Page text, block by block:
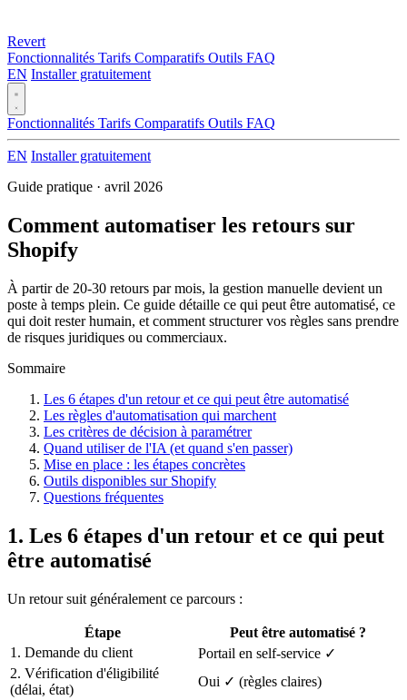
Revert
Fonctionnalités Tarifs Comparatifs Outils FAQ
EN Installer gratuitement
Fonctionnalités Tarifs Comparatifs Outils FAQ
EN Installer gratuitement
Guide pratique · avril 2026
Comment automatiser les retours sur
Shopify
À partir de 20-30 retours par mois, la gestion manuelle devient un
poste à temps plein. Ce guide détaille ce qui peut être automatisé, ce
qui doit rester humain, et comment structurer vos règles sans prendre
de risques juridiques ou commerciaux.
Sommaire
Les 6 étapes d'un retour et ce qui peut être automatisé
Les règles d'automatisation qui marchent
Les critères de décision à paramétrer
Quand utiliser de l'IA (et quand s'en passer)
Mise en place : les étapes concrètes
Outils disponibles sur Shopify
Questions fréquentes
1. Les 6 étapes d'un retour et ce qui peut
être automatisé
Un retour suit généralement ce parcours :
Étape
Peut être automatisé ?
1. Demande du client
Portail en self-service ✓
2. Vérification d'éligibilité
(délai, état)
Oui ✓ (règles claires)